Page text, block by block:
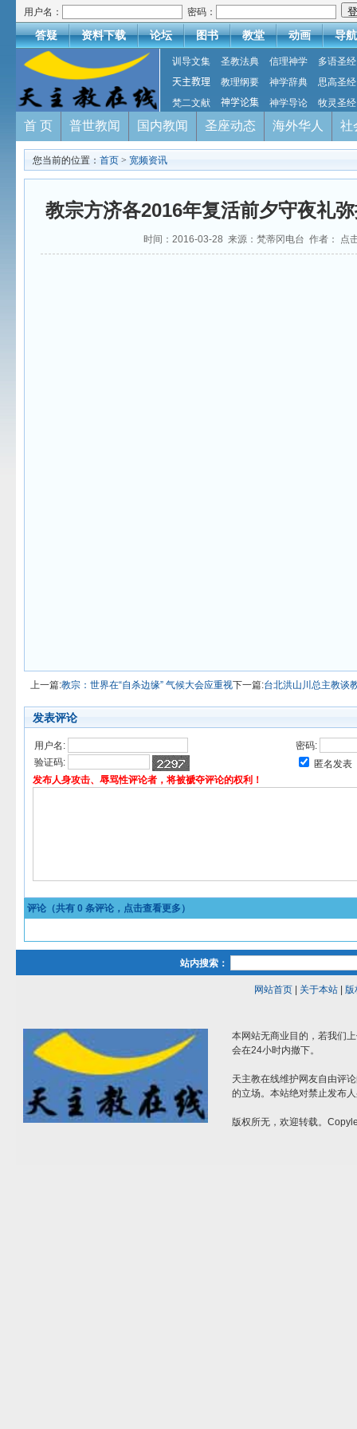
用户名： 密码：
答疑 资料下载 论坛 图书 教堂 动画 导航
训导文集 圣教法典 信理神学
多语圣经
天主教理
教理纲要 神学辞典
思高圣经
梵二文献
神学论集 神学导论 牧灵圣经
首 页 普世教闻 国内教闻 圣座动态 海外华人 社
您当前的位置： 首页 > 宽频资讯
教宗方济各2016年复活前夕守夜礼
时间：2016-03-28 来源：梵蒂冈电台 作者： 点
上一篇:教宗：世界在“自杀边缘” 气候大会应重视下一篇:台北洪山川总主教谈
发表评论
用户名:
密码:
验证码:
匿名发表
发布人身攻击、辱骂性评论者，将被褫夺评论的权利！
评论（共有 0 条评论，点击查看更多）
站内搜索：
网站首页| 关于本站| 版
本网站无商业目的，若我们
会在24小时内撤下。
天主教在线维护网友自由评
的立场。本站绝对禁止发布
版权所无，欢迎转载。